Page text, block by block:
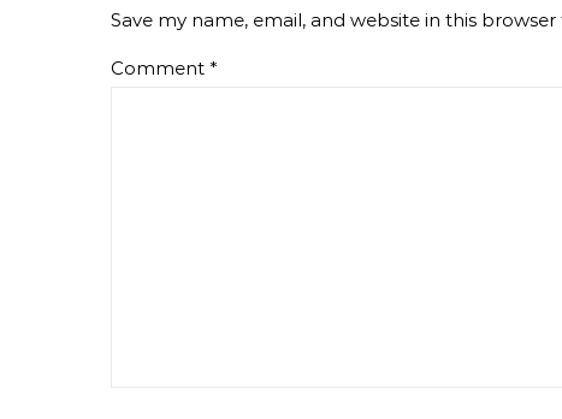
Save my name, email, and website in this
Comment *